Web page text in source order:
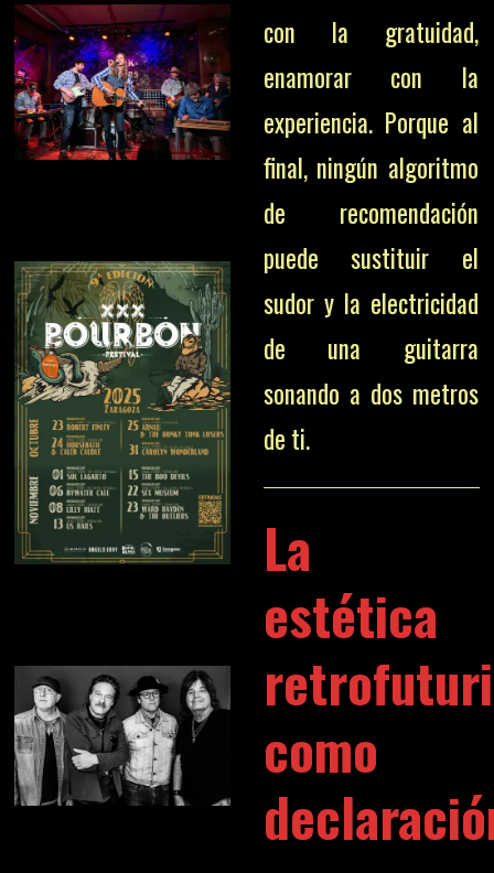
con la gratuidad,
enamorar con la
experiencia. Porque al
final, ningún algoritmo
de recomendación
puede sustituir el
sudor y la electricidad
de una guitarra
sonando a dos metros
de ti.
La
estética
como